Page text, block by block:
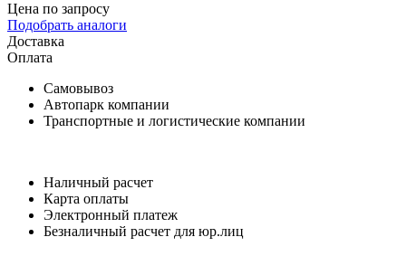
Цена по запросу
Подобрать аналоги
Доставка
Оплата
Самовывоз
Автопарк компании
Транспортные и логистические компании
Наличный расчет
Карта оплаты
Электронный платеж
Безналичный расчет для юр.лиц